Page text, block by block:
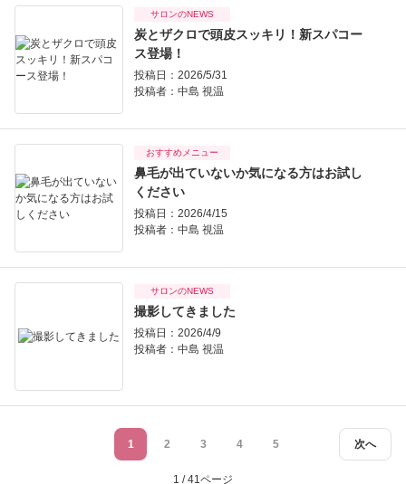
サロンのNEWS
炭とザクロで頭皮スッキリ！新スパコー
ス登場！
投稿日：2026/5/31
投稿者： 中島 視温
おすすめメニュー
鼻毛が出ていないか気になる方はお試し
ください
投稿日：2026/4/15
投稿者： 中島 視温
サロンのNEWS
撮影してきました
投稿日：2026/4/9
投稿者： 中島 視温
次へ
1 2 3 4 5
1 / 41ページ